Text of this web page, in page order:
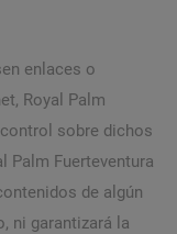
enlaces o
Royal Palm
sobre dichos
Palm Fuerteventura
de algún
ni garantizará la